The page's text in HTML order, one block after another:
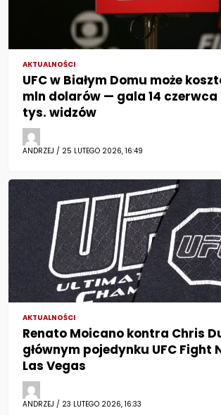
AKTUALNOŚCI
UFC w Białym Domu może
mln dolarów — gala 14 czerwca
tys. widzów
ANDRZEJ / 25 LUTEGO 2026, 16:49
AKTUALNOŚCI
Renato Moicano kontra Chris
głównym pojedynku UFC Fight
Las Vegas
ANDRZEJ / 23 LUTEGO 2026, 16:33